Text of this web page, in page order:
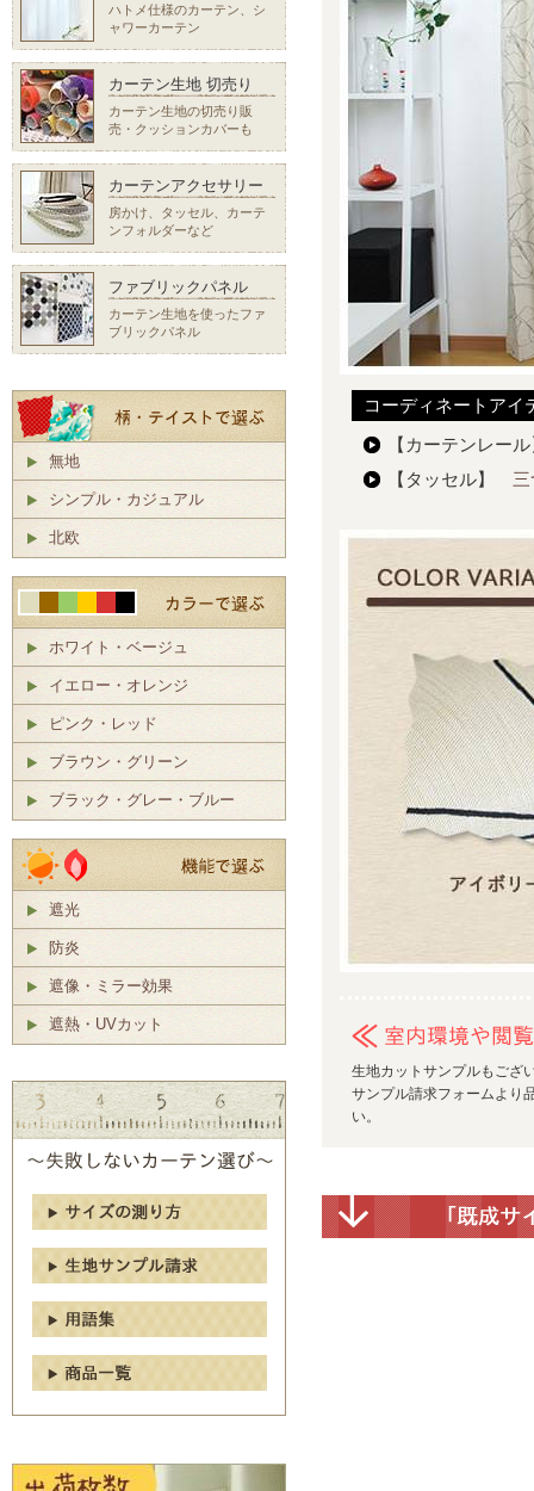
コーディネートアイ
【カーテンレー
【タッセル】
生地カットサンプルもござ
サンプル請求フォームより
い。
ハトメ仕様のカーテン、シ
ャワーカーテン
カーテン生地 切売り
カーテン生地の切売り販
売・クッションカバーも
カーテンアクセサリー
房かけ、タッセル、カーテ
ンフォルダーなど
ファブリックパネル
カーテン生地を使ったファ
ブリックパネル
無地
シンプル・カジュアル
北欧
ホワイト・ベージュ
イエロー・オレンジ
ピンク・レッド
ブラウン・グリーン
ブラック・グレー・ブルー
遮光
防炎
遮像・ミラー効果
遮熱・UVカット